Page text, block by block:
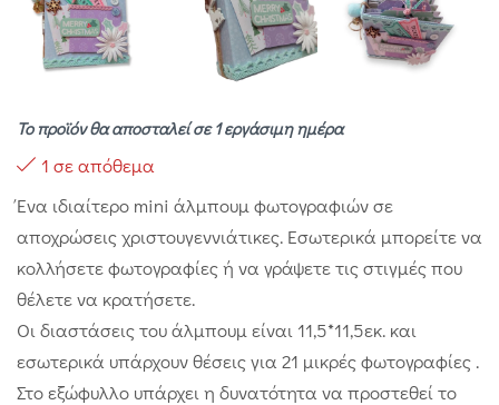
Το προϊόν θα αποσταλεί σε 1 εργάσιμη ημέρα
1 σε απόθεμα
Ένα ιδιαίτερο mini άλμπουμ φωτογραφιών σε
αποχρώσεις χριστουγεννιάτικες. Εσωτερικά μπορείτε να
κολλήσετε φωτογραφίες ή να γράψετε τις στιγμές που
θέλετε να κρατήσετε.
Οι διαστάσεις του άλμπουμ είναι 11,5*11,5εκ. και
εσωτερικά υπάρχουν θέσεις για 21 μικρές φωτογραφίες .
Στο εξώφυλλο υπάρχει η δυνατότητα να προστεθεί το